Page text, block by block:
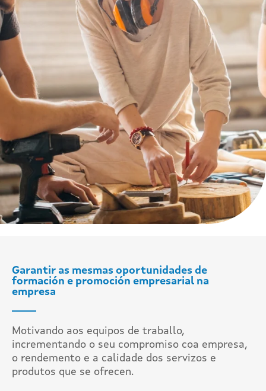
Garantir as mesmas oportunidades de
formación e promoción empresarial na
empresa
Motivando aos equipos de traballo,
incrementando o seu compromiso coa empresa,
o rendemento e a calidade dos servizos e
produtos que se ofrecen.